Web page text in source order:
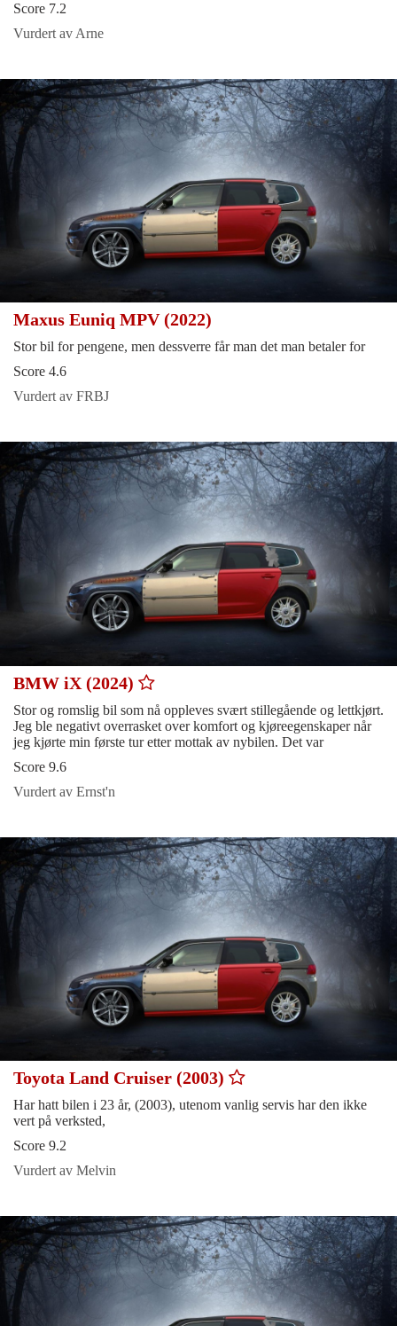
Score 7.2
Vurdert av Arne
Maxus Euniq MPV (2022)
Stor bil for pengene, men dessverre får man det man betaler for
Score 4.6
Vurdert av FRBJ
BMW iX (2024)
Stor og romslig bil som nå oppleves svært stillegående og lettkjørt.
Jeg ble negativt overrasket over komfort og kjøreegenskaper når
jeg kjørte min første tur etter mottak av nybilen. Det var
Score 9.6
Vurdert av Ernst'n
Toyota Land Cruiser (2003)
Har hatt bilen i 23 år, (2003), utenom vanlig servis har den ikke
vert på verksted,
Score 9.2
Vurdert av Melvin